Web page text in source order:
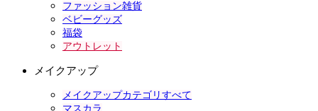
ファッション雑貨
ベビーグッズ
福袋
アウトレット
メイクアップ
メイクアップカテゴリすべて
マスカラ